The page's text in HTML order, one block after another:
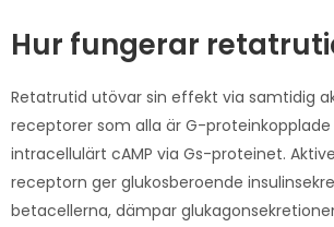
Hur fungerar
Retatrutid utövar sin effekt via samtidig
receptorer som alla är G-
intracellulärt cAMP via Gs-proteinet.
receptorn ger glukosberoende
betacellerna, dämpar